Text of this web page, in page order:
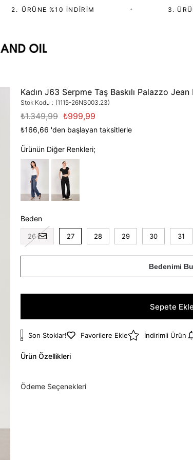
2.⁠ ⁠ÜRÜNE %10 İNDIRIM 3.
Kadın J63 Serpme Taş Baskılı Palazzo
Stok Kodu (1115-26NS003.23)
₺1.349,99 ₺999,99
₺166,66 'den başlayan taksitlerle
Ürünün Diğer Renkleri;
Beden
26 27 28 29 30 31
Bedenimi
Son Stoklar! Favorilere Ekle İndirimli Ürün
Ürün Özellikleri
Ödeme Seçenekleri